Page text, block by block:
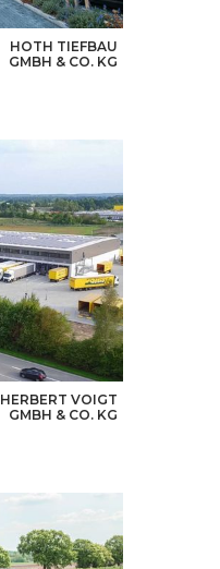
HOTH TIEFBAU
GMBH & CO. KG
HERBERT VOIGT
GMBH & CO. KG